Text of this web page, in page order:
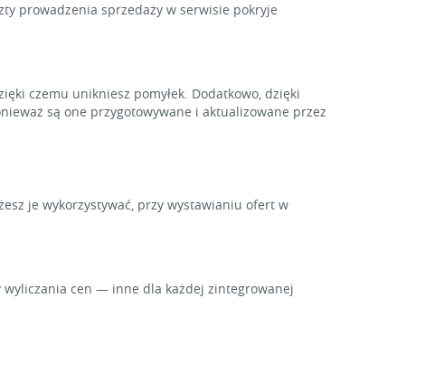
prowadzenia sprzedaży w serwisie pokryje
czemu unikniesz pomyłek. Dodatkowo, dzięki
są one przygotowywane i aktualizowane przez
je wykorzystywać, przy wystawianiu ofert w
wyliczania cen — inne dla każdej zintegrowanej